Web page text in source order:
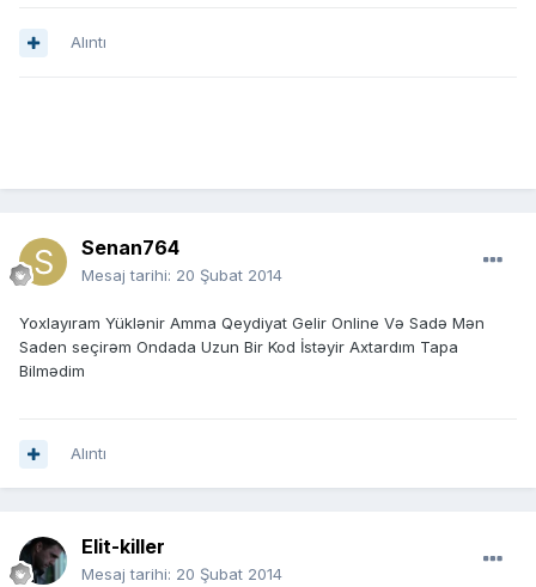
Alıntı
Senan764
Mesaj tarihi: 20 Şubat 2014
Yoxlayıram Yüklənir Amma Qeydiyat Gelir Online Və Sadə Mən
Saden seçirəm Ondada Uzun Bir Kod İstəyir Axtardım Tapa
Bilmədim
Alıntı
Elit-killer
Mesaj tarihi: 20 Şubat 2014